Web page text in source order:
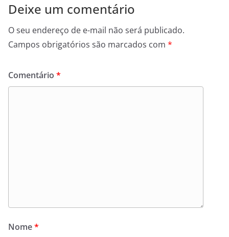
Deixe um comentário
O seu endereço de e-mail não será publicado.
Campos obrigatórios são marcados com *
Comentário *
Nome*